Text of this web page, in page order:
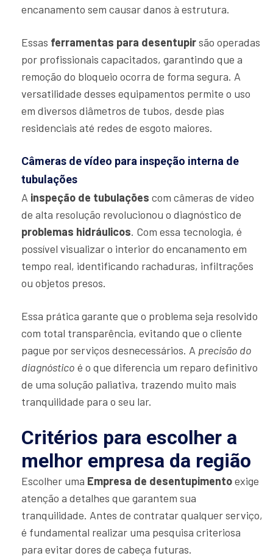
encanamento sem causar danos à estrutura.
Essas ferramentas para desentupirsão operadas
por profissionais capacitados, garantindo que a
remoção do bloqueio ocorra de forma segura. A
versatilidade desses equipamentos permite o uso
em diversos diâmetros de tubos, desde pias
residenciais até redes de esgoto maiores.
Câmeras de vídeo para inspeção interna de
tubulações
A inspeção de tubulações com câmeras de vídeo
de alta resolução revolucionou o diagnóstico de
problemas hidráulicos. Com essa tecnologia, é
possível visualizar o interior do encanamento em
tempo real, identificando rachaduras, infiltrações
ou objetos presos.
Essa prática garante que o problema seja resolvido
com total transparência, evitando que o cliente
pague por serviços desnecessários. A precisão do
diagnóstico é o que diferencia um reparo definitivo
de uma solução paliativa, trazendo muito mais
tranquilidade para o seu lar.
Critérios para escolher a
melhor empresa da região
Escolher uma Empresa de desentupimentoexige
atenção a detalhes que garantem sua
tranquilidade. Antes de contratar qualquer serviço,
é fundamental realizar uma pesquisa criteriosa
para evitar dores de cabeça futuras.